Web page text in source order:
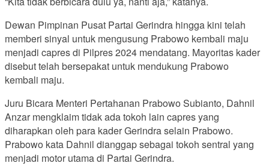
Dewan Pimpinan Pusat Partai Gerindra hingga kini telah
memberi sinyal untuk mengusung Prabowo kembali maju
menjadi capres di Pilpres 2024 mendatang. Mayoritas kader
disebut telah bersepakat untuk mendukung Prabowo
kembali maju.
Juru Bicara Menteri Pertahanan Prabowo Subianto, Dahnil
Anzar mengklaim tidak ada tokoh lain capres yang
diharapkan oleh para kader Gerindra selain Prabowo.
Prabowo kata Dahnil dianggap sebagai tokoh sentral yang
menjadi motor utama di Partai Gerindra.